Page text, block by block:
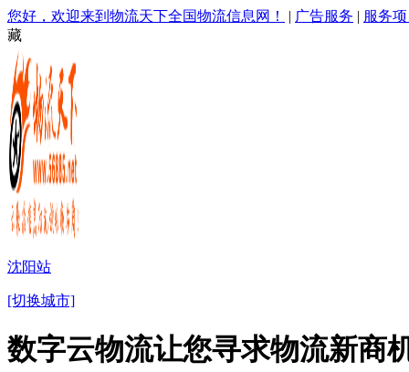
您好，欢迎来到物流天下全国物流信息网！ | 广告服务 | 服务
藏
沈阳站
[切换城市]
数字云物流让您寻求物流新商